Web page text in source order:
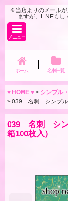
※当店よりのメールが
ますが、LINEもし
メニュー
ホーム 名刺一覧
♥ HOME ♥ > シンプル
> 039 名刺 シンプル
039 名刺 シン
箱100枚入）